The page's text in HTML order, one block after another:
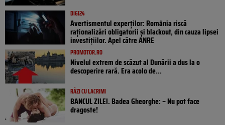
DIGI24
Avertismentul experților: România riscă
raționalizări obligatorii și blackout, din cauza lipsei
investițiilor. Apel către ANRE
PROMOTOR.RO
Nivelul extrem de scăzut al Dunării a dus la o
descoperire rară. Era acolo de...
RÂZI CU LACRIMI
BANCUL ZILEI. Badea Gheorghe: – Nu pot face
dragoste!